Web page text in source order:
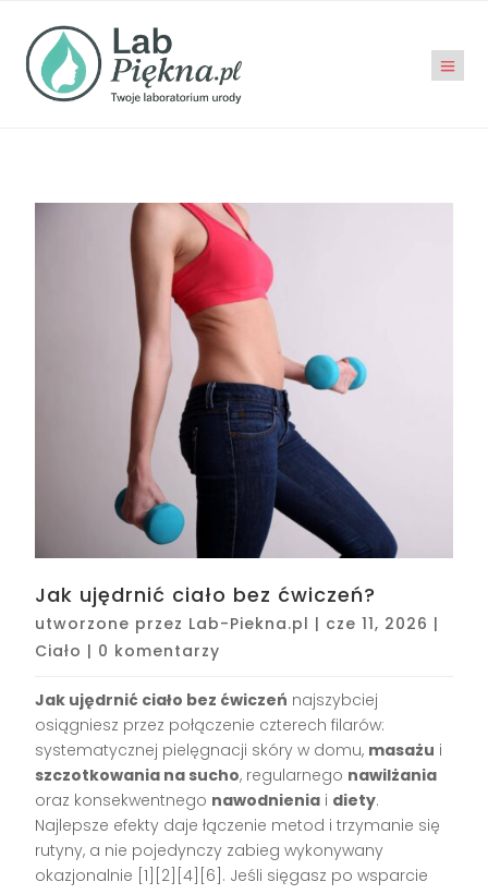
Jak ujędrnić ciało bez ćwiczeń?
utworzone przez Lab-Piekna.pl | cze 11, 2026 |
Ciało | 0 komentarzy
Jak ujędrnić ciało bez ćwiczeń najszybciej
osiągniesz przez połączenie czterech filarów:
systematycznej pielęgnacji skóry w domu, masażu i
szczotkowania na sucho, regularnego nawilżania
oraz konsekwentnego nawodnienia i diety.
Najlepsze efekty daje łączenie metod i trzymanie się
rutyny, a nie pojedynczy zabieg wykonywany
okazjonalnie [1][2][4][6]. Jeśli sięgasz po wsparcie